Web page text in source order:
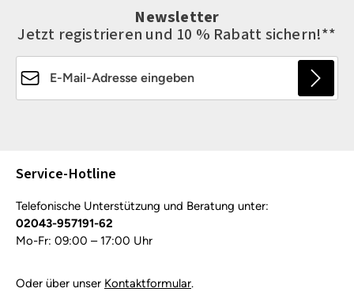
Newsletter
Jetzt registrieren und 10 % Rabatt sichern!**
Service-Hotline
Telefonische Unterstützung und Beratung unter:
02043-957191-62
Mo-Fr: 09:00 – 17:00 Uhr
Oder über unser Kontaktformular.